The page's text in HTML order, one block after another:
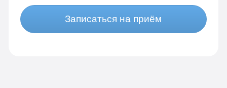
Записаться на приём